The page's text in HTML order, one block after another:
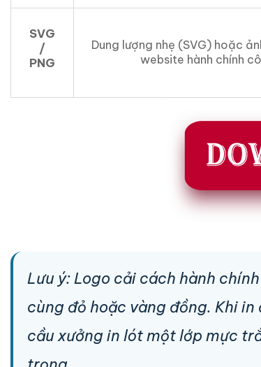
SVG
/
PNG
Dung lượng nhẹ (SVG) hoặc
website hành chính
Lưu ý: Logo cải cách hành
cùng đỏ hoặc vàng đồng. Khi
cầu xưởng in lót một lớp mực